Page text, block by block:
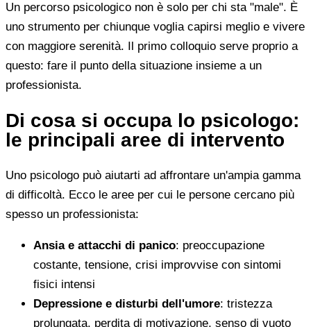
Un percorso psicologico non è solo per chi sta "male". È
uno strumento per chiunque voglia capirsi meglio e vivere
con maggiore serenità. Il primo colloquio serve proprio a
questo: fare il punto della situazione insieme a un
professionista.
Di cosa si occupa lo psicologo:
le principali aree di intervento
Uno psicologo può aiutarti ad affrontare un'ampia gamma
di difficoltà. Ecco le aree per cui le persone cercano più
spesso un professionista:
Ansia e attacchi di panico: preoccupazione
costante, tensione, crisi improvvise con sintomi
fisici intensi
Depressione e disturbi dell'umore: tristezza
prolungata, perdita di motivazione, senso di vuoto